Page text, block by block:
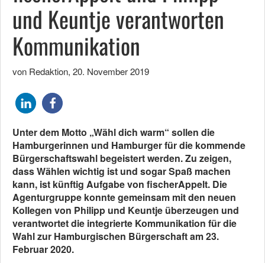
und Keuntje verantworten
Kommunikation
von Redaktion, 20. November 2019
Unter dem Motto „Wähl dich warm“ sollen die
Hamburgerinnen und Hamburger für die kommende
Bürgerschaftswahl begeistert werden. Zu zeigen,
dass Wählen wichtig ist und sogar Spaß machen
kann, ist künftig Aufgabe von fischerAppelt. Die
Agenturgruppe konnte gemeinsam mit den neuen
Kollegen von Philipp und Keuntje überzeugen und
verantwortet die integrierte Kommunikation für die
Wahl zur Hamburgischen Bürgerschaft am 23.
Februar 2020.